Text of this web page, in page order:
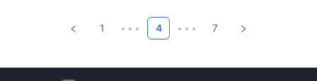
1 ••• 4 ••• 7